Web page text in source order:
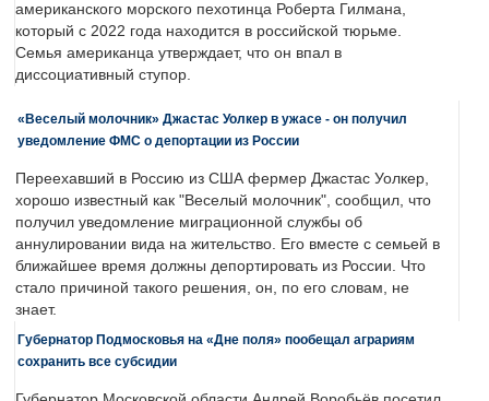
американского морского пехотинца Роберта Гилмана,
который с 2022 года находится в российской тюрьме.
Семья американца утверждает, что он впал в
диссоциативный ступор.
«Веселый молочник» Джастас Уолкер в ужасе - он получил
уведомление ФМС о депортации из России
Переехавший в Россию из США фермер Джастас Уолкер,
хорошо известный как "Веселый молочник", сообщил, что
получил уведомление миграционной службы об
аннулировании вида на жительство. Его вместе с семьей в
ближайшее время должны депортировать из России. Что
стало причиной такого решения, он, по его словам, не
знает.
Губернатор Подмосковья на «Дне поля» пообещал аграриям
сохранить все субсидии